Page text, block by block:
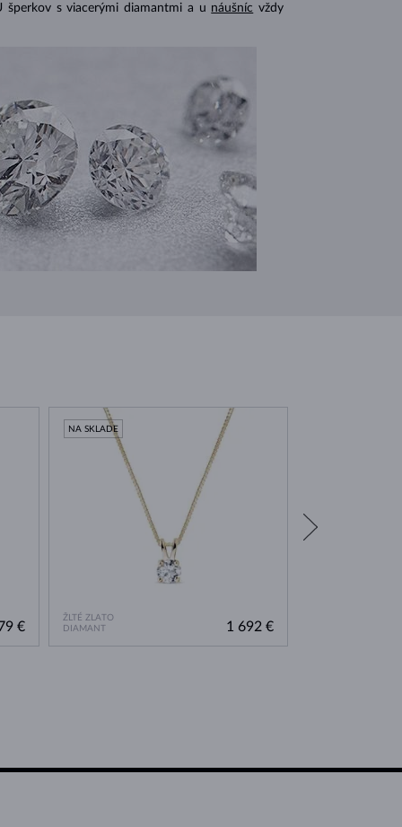
šperkov s viacerými diamantmi a u náušníc vždy
€
ŽLTÉ ZLATO
DIAMANT
NA SKLADE
1 692 €